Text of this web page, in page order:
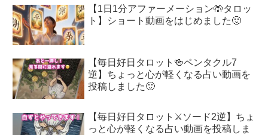
【1日1分アファーメーション🤲タロッ
ト】ショート動画をはじめました🙂
【毎日好日タロット🍻ペンタクル7
逆】ちょっと心が軽くなる占い動画を
投稿しました🙂
【毎日好日タロット⚔️ソード2逆】ちょ
っと心が軽くなる占い動画を投稿しま